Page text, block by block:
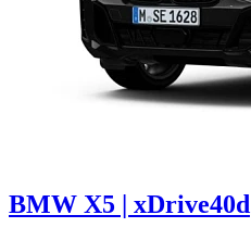
BMW X5 | xDrive40d